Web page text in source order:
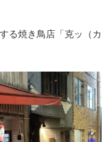
る焼き鳥店「克ッ（カ